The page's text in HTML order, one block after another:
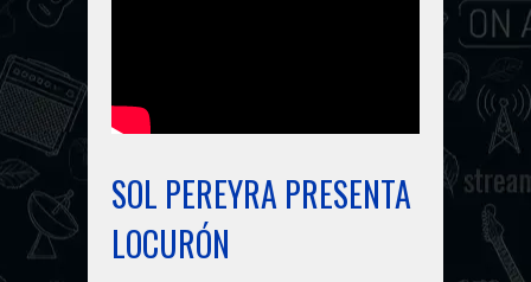
SOL PEREYRA PRESENTA
LOCURÓN